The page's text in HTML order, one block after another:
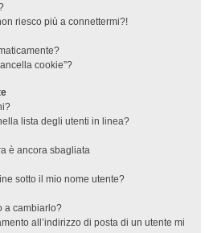
riesco più a connettermi?!
cookie”?
lista degli utenti in linea?
è ancora sbagliata
sotto il mio nome utente?
a cambiarlo?
all’indirizzo di posta di un utente mi